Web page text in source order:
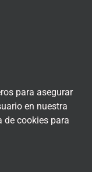
para asegurar
en nuestra
de cookies para